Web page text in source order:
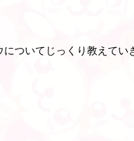
ついてじっくり教えてい